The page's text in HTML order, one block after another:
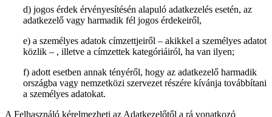
d) jogos érdek érvényesítésén alapuló adatkezelés esetén, az
adatkezelő vagy harmadik fél jogos érdekeiről,
e) a személyes adatok címzettjeiről – akikkel a személyes adatot
közlik – , illetve a címzettek kategóriáiról, ha van ilyen;
f) adott esetben annak tényéről, hogy az adatkezelő harmadik
országba vagy nemzetközi szervezet részére kívánja továbbítani
a személyes adatokat.
A Felhasználó kérelmezheti az Adatkezelőtől a rá vonatkozó